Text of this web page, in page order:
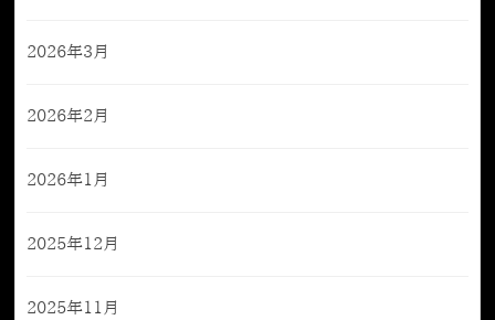
2026年3月
2026年2月
2026年1月
2025年12月
2025年11月